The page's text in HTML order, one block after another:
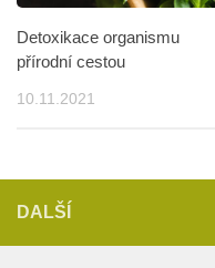
Detoxikace organismu
přírodní cestou
10.11.2021
DALŠÍ